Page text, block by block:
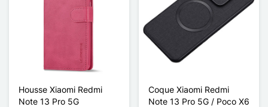
Housse Xiaomi Redmi
Note 13 Pro 5G
Coque Xiaomi Redmi
Note 13 Pro 5G / Poco X6